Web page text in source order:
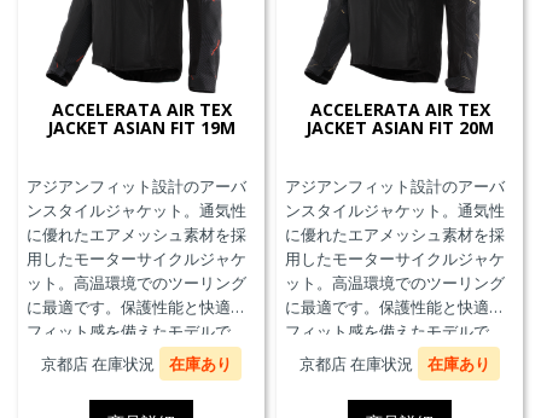
ACCELERATA AIR TEX
JACKET ASIAN FIT 19M
アジアンフィット設計のアーバ
ンスタイルジャケット。通気性
に優れたエアメッシュ素材を採
用したモーターサイクルジャケ
ット。高温環境でのツーリング
に最適です。保護性能と快適な
フィット感を備えたモデルで
す。
京都店 在庫状況 在庫あり
ACCELERATA AIR TEX
JACKET ASIAN FIT 20M
アジアンフィット設計のアーバ
ンスタイルジャケット。通気性
に優れたエアメッシュ素材を採
用したモーターサイクルジャケ
ット。高温環境でのツーリング
に最適です。保護性能と快適な
フィット感を備えたモデルで
す。
京都店 在庫状況 在庫あり